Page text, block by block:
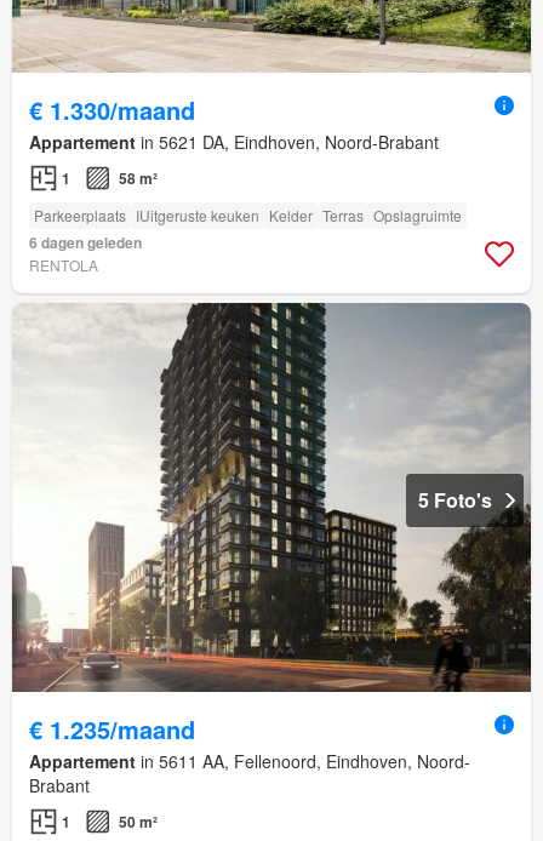
€ 1.330/maand
Appartement in 5621 DA, Eindhoven, Noord-Brabant
1 58 m²
Parkeerplaats IUitgeruste keuken Kelder Terras Opslagruimte
6 dagen geleden
RENTOLA
5 Foto's
€ 1.235/maand
Appartement in 5611 AA, Fellenoord, Eindhoven, Noord-
Brabant
1
50 m²